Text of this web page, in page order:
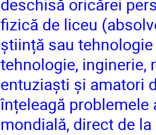
fizică de liceu
știință sau
tehnologie, inginerie,
entuziaști și amatori
înțeleagă
mondială, direct de